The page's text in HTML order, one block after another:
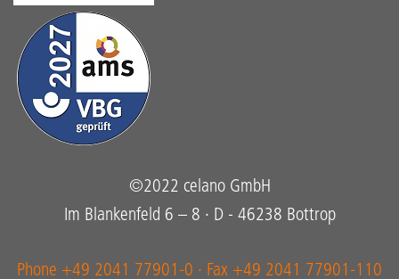
©2022 celano GmbH
Im Blankenfeld 6 – 8 · D - 46238 Bottrop
Phone +49 2041 77901-0 · Fax +49 2041 77901-110